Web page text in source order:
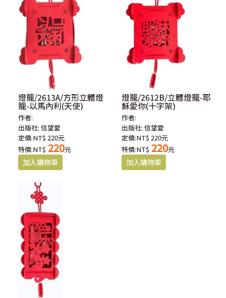
燈籠/2613A/方形立體燈
籠-以馬內利(天使)
作者:
出版社:信望愛
定價:NT$ 220元
特價:NT$ 220元
燈籠/2612B/立體燈籠-耶
穌愛你(十字架)
作者:
出版社:信望愛
定價:NT$ 220元
特價:NT$ 220元